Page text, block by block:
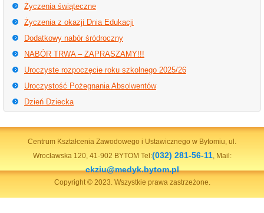
Życzenia świąteczne
Życzenia z okazji Dnia Edukacji
Dodatkowy nabór śródroczny
NABÓR TRWA – ZAPRASZAMY!!!
Uroczyste rozpoczęcie roku szkolnego 2025/26
Uroczystość Pożegnania Absolwentów
Dzień Dziecka
Centrum Kształcenia Zawodowego i Ustawicznego w Bytomiu, ul.
Wrocławska 120, 41-902 BYTOM Tel:(032) 281-56-11, Mail:
ckziu@medyk.bytom.pl
Copyright © 2023. Wszystkie prawa zastrzeżone.